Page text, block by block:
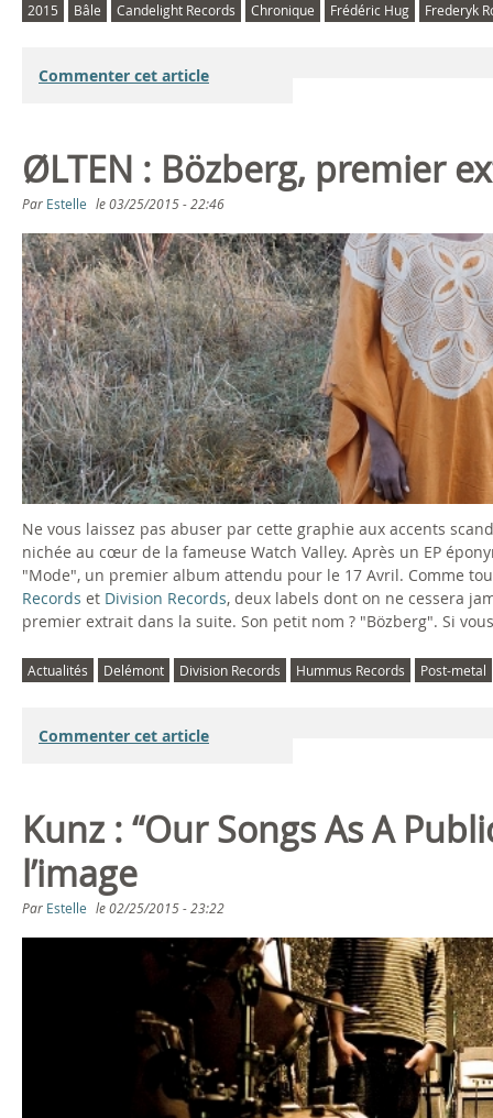
2015 Bâle Candelight Records Chronique Frédéric Hug Frederyk
Commenter cet article
ØLTEN : Bözberg, premier
Par Estelle le03/25/2015 - 22:46
Ne vous laissez pas abuser par cette graphie aux accents
nichée au cœur de la fameuse Watch Valley. Après un EP
"Mode", un premier album attendu pour le 17 Avril. Comme
Records et Division Records, deux labels dont on ne cessera
premier extrait dans la suite. Son petit nom ? "Bözberg". Si
Actualités Delémont Division Records Hummus Records Post-metal
Commenter cet article
Kunz : “Our Songs As A
l’image
Par Estelle le02/25/2015 - 23:22